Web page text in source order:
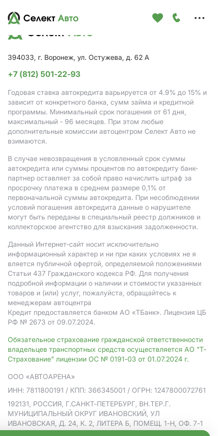
394033, г. Воронеж, ул. Остужева, д. 62 А
+7 (812) 501-22-93
Годовая ставка автокредита варьируется от 4.9% до 15% и
зависит от конкретного банка, сумм займа и кредитной
программы. Минимальный срок погашения от 61 дня,
максимальный - 96 месяцев. При этом любые
дополнительные комиссии автоцентром Селект Авто не
взимаются.
В случае невозвращения в условленный срок суммы
автокредита или суммы процентов по автокредиту банк-
партнер оставляет за собой право начислить штраф за
просрочку платежа в среднем размере 0,1% от
первоначальной суммы автокредита. При несоблюдении
условий погашения автокредита данные о нарушителе
могут быть переданы в специальный реестр должников и
коллекторское агентство для взыскания задолженности.
Данный Интернет-сайт носит исключительно
информационный характер и ни при каких условиях не я
вляется публичной офертой, определяемой положениями
Статьи 437 Гражданского кодекса РФ. Для получения
подробной информации о наличии и стоимости указанных
товаров и (или) услуг, пожалуйста, обращайтесь к
менеджерам автоцентра
Кредит предоставляется банком АO «ТБанк». Лицензия ЦБ
РФ № 2673 от 09.07.2024.
Обязательное страхование гражданской ответственности
владельцев транспортных средств осуществляется АО "Т-
Страхование" лицензии ОС № 0191-03 от 01.07.2024 г.
ООО «АВТОАРЕНА»
ИНН: 7811800191 / КПП: 366345001 / ОГРН: 1247800072761
192131, РОССИЯ, Г.САНКТ-ПЕТЕРБУРГ, ВН.ТЕР.Г.
МУНИЦИПАЛЬНЫЙ ОКРУГ ИВАНОВСКИЙ, УЛ
ИВАНОВСКАЯ, Д. 24, К. 2, ЛИТЕРА Б, ПОМЕЩ. 1-Н, ОФ. 7-1